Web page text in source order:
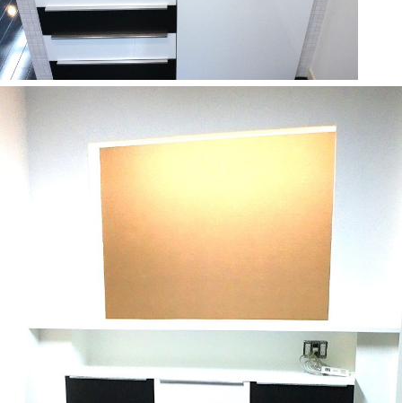
空調工事
電気工事
会社情報
採用情報